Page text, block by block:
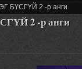
БҮСГҮЙ 2 -р анги
2 -р анги